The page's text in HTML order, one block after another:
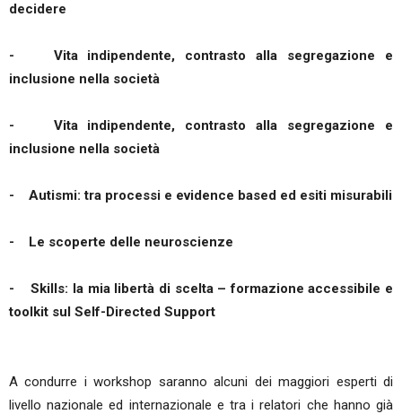
decidere
- Vita indipendente, contrasto alla segregazione e
inclusione nella società
- Vita indipendente, contrasto alla segregazione e
inclusione nella società
- Autismi: tra processi e evidence based ed esiti misurabili
- Le scoperte delle neuroscienze
- Skills: la mia libertà di scelta – formazione accessibile e
toolkit sul Self-Directed Support
A condurre i workshop saranno alcuni dei maggiori esperti di
livello nazionale ed internazionale e tra i relatori che hanno già